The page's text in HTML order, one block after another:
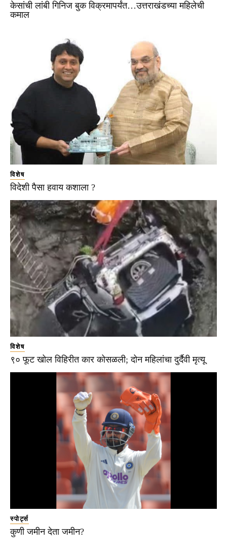
केसांची लांबी गिनिज बुक विक्रमापर्यंत…उत्तराखंडच्या महिलेची
कमाल
विशेष
विदेशी पैसा हवाय कशाला ?
विशेष
९० फूट खोल विहिरीत कार कोसळली; दोन महिलांचा दुर्दैवी मृत्यू
स्पोर्ट्स
कुणी जमीन देता जमीन?